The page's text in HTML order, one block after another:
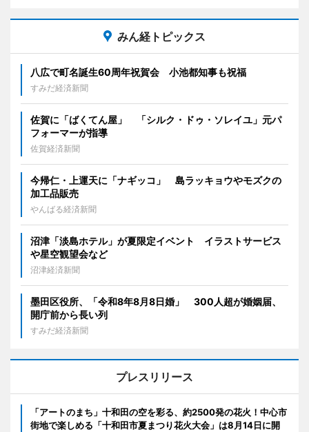
みん経トピックス
八広で町名誕生60周年祝賀会 小池都知事も祝福
すみだ経済新聞
佐賀に「ばくてん屋」 「シルク・ドゥ・ソレイユ」元パ
フォーマーが指導
佐賀経済新聞
今帰仁・上運天に「ナギッコ」 島ラッキョウやモズクの
加工品販売
やんばる経済新聞
沼津「淡島ホテル」が夏限定イベント イラストサービス
や星空観望会など
沼津経済新聞
墨田区役所、「令和8年8月8日婚」 300人超が婚姻届、
開庁前から長い列
すみだ経済新聞
プレスリリース
「アートのまち」十和田の空を彩る、約2500発の花火！中心市
街地で楽しめる「十和田市夏まつり花火大会」は8月14日に開